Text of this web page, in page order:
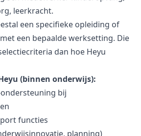
leerkracht.
een specifieke opleiding of
een bepaalde werksetting. Die
dan hoe Heyu
(binnen onderwijs):
bij
functies
planning)